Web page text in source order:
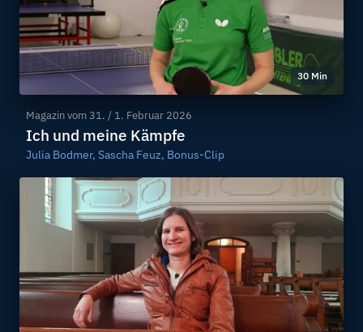
30 Min
Magazin vom31. / 1. Februar 2026
Ich und meine Kämpfe
Julia Bodmer, Sascha Feuz, Bonus-Clip